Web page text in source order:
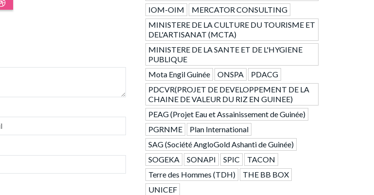
IOM-OIM
MERCATOR CONSULTING
MINISTERE DE LA CULTURE DU TOURISME ET
DEL'ARTISANAT (MCTA)
MINISTERE DE LA SANTE ET DE L'HYGIENE
PUBLIQUE
Mota Engil Guinée
ONSPA
PDACG
PDCVR(PROJET DE DEVELOPPEMENT DE LA
CHAINE DE VALEUR DU RIZ EN GUINEE)
PEAG (Projet Eau et Assainissement de Guinée)
PGRNME
Plan International
SAG (Société AngloGold Ashanti de Guinée)
SOGEKA
SONAPI SPIC
TACON
Terre des Hommes (TDH)
THE BB BOX
UNICEF